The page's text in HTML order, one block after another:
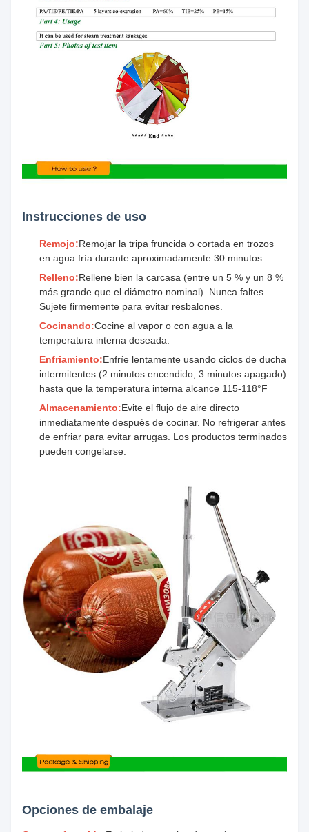
Instrucciones de uso
Remojo:Remojar la tripa fruncida o cortada en trozos
en agua fría durante aproximadamente 30 minutos.
Relleno:Rellene bien la carcasa (entre un 5 % y un 8 %
más grande que el diámetro nominal). Nunca faltes.
Sujete firmemente para evitar resbalones.
Cocinando:Cocine al vapor o con agua a la
temperatura interna deseada.
Enfriamiento:Enfríe lentamente usando ciclos de ducha
intermitentes (2 minutos encendido, 3 minutos apagado)
hasta que la temperatura interna alcance 115-118°F
Almacenamiento:Evite el flujo de aire directo
inmediatamente después de cocinar. No refrigerar antes
de enfriar para evitar arrugas. Los productos terminados
pueden congelarse.
Opciones de embalaje